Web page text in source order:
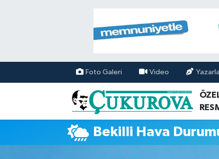
Foto Galeri Video
Bekilli Hava
Mersin Nöbetçi Eczaneler
Mersin Hava Durumu
Mersin Namaz Vakitleri
Mersin Trafik Yoğunluk Haritası
Süper Lig Puan Durumu ve Fikstür